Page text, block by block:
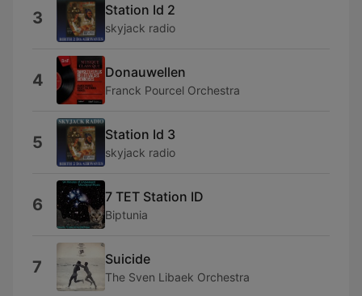
3 Station Id 2
skyjack radio
4 Donauwellen
Franck Pourcel Orchestra
5 Station Id 3
skyjack radio
6 7 TET Station ID
Biptunia
7 Suicide
The Sven Libaek Orchestra